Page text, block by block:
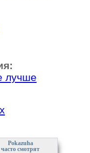
лучше
Pokazuha
часто смотрят